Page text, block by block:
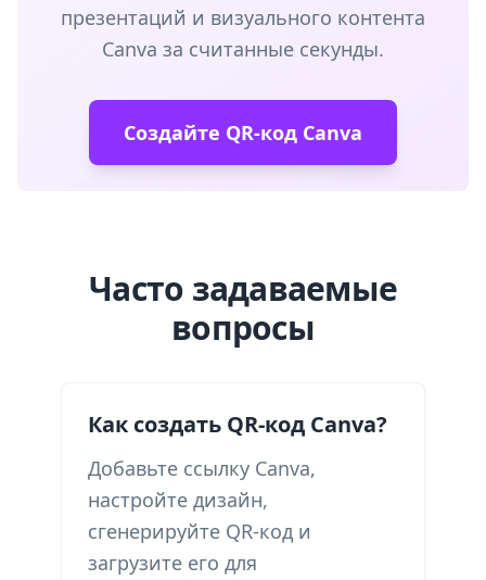
презентаций и визуального контента
Canva за считанные секунды.
Создайте QR-код Canva
Часто задаваемые
вопросы
Как создать QR-код Canva?
Добавьте ссылку Canva,
настройте дизайн,
сгенерируйте QR-код и
загрузите его для